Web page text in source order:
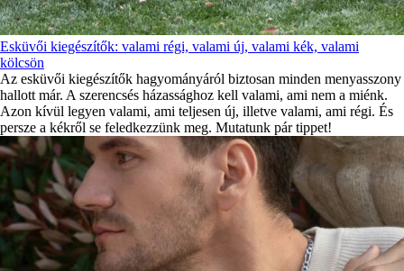
Esküvői kiegészítők: valami régi, valami új, valami kék, valami
kölcsön
Az esküvői kiegészítők hagyományáról biztosan minden menyasszony
hallott már. A szerencsés házassághoz kell valami, ami nem a miénk.
Azon kívül legyen valami, ami teljesen új, illetve valami, ami régi. És
persze a kékről se feledkezzünk meg. Mutatunk pár tippet!